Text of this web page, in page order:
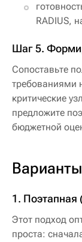
RADIUS,
Шаг 5.
Сопоставьте
требованиями
критические
предложите
бюджетной
1. Поэтапная
Этот подход
проста: